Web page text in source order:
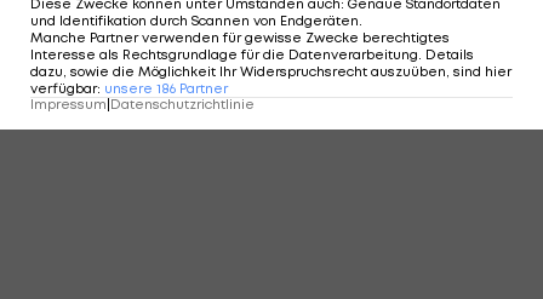
Diese Zwecke können unter Umständen auch: Genaue Standortdaten
und Identifikation durch Scannen von Endgeräten.
Manche Partner verwenden für gewisse Zwecke berechtigtes
Interesse als Rechtsgrundlage für die Datenverarbeitung. Details
dazu, sowie die Möglichkeit Ihr Widerspruchsrecht auszuüben, sind hier
verfügbar: unsere 186 Partner
Impressum Datenschutzrichtlinie